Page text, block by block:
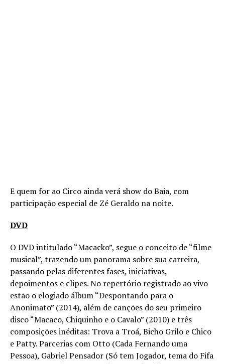
E quem for ao Circo ainda verá show do Baia, com
participação especial de Zé Geraldo na noite.
DVD
O DVD intitulado “Macacko”, segue o conceito de “filme
musical”, trazendo um panorama sobre sua carreira,
passando pelas diferentes fases, iniciativas,
depoimentos e clipes. No repertório registrado ao vivo
estão o elogiado álbum “Despontando para o
Anonimato” (2014), além de canções do seu primeiro
disco “Macaco, Chiquinho e o Cavalo” (2010) e três
composições inéditas: Trova a Troá, Bicho Grilo e Chico
e Patty. Parcerias com Otto (Cada Fernando uma
Pessoa), Gabriel Pensador (Só tem Jogador, tema do Fifa